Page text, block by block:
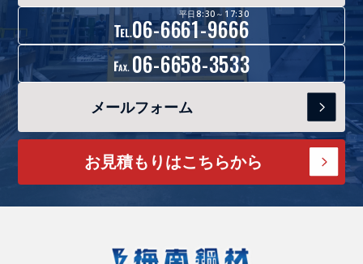
06-6661-9666
平日8:30～17:30
06-6658-3533
メールフォーム
お見積もりはこちらから